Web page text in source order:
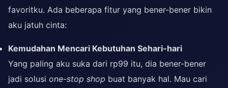
favoritku. Ada beberapa fitur yang bener-bener bikin
aku jatuh cinta:
Kemudahan Mencari Kebutuhan Sehari-hari
Yang paling aku suka dari rp99 itu, dia bener-bener
jadi solusi one-stop shop buat banyak hal. Mau cari